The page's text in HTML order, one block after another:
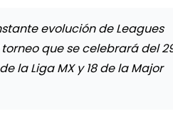
evolución de Leagues
que se celebrará del
la Liga MX y 18 de la Major